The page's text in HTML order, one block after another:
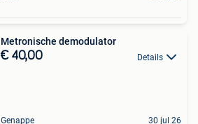
Metronische demodulator
€ 40,00 Details
Genappe 30 jul 26